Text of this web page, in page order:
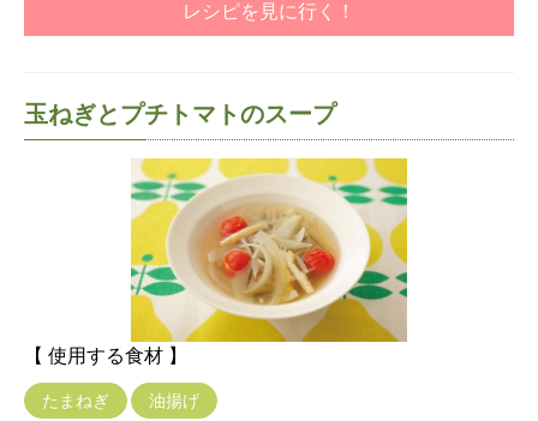
レシピを見に行く！
玉ねぎとプチトマトのスープ
【 使用する食材 】
たまねぎ 油揚げ